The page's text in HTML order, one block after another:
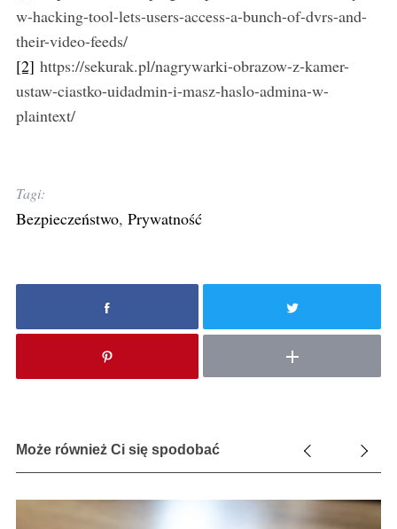
w-hacking-tool-lets-users-access-a-bunch-of-dvrs-and-
their-video-feeds/
[2] https://sekurak.pl/nagrywarki-obrazow-z-kamer-
ustaw-ciastko-uidadmin-i-masz-haslo-admina-w-
plaintext/
Tagi:
Bezpieczeństwo, Prywatność
Może również Ci się spodobać